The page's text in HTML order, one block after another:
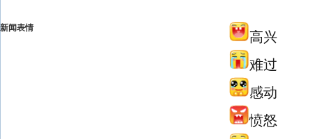
新闻表情
高兴
难过
感动
愤怒